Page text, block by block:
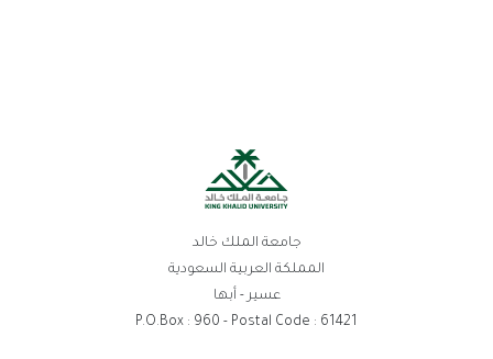
جامعة الملك خالد
المملكة العربية السعودية
عسير - أبها
P.O.Box : 960 - Postal Code : 61421